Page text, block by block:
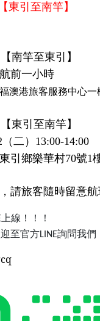
東引至南竿】
南竿至東引】
前一小時
福澳港旅客服務中心一
東引至南竿】
二）13:00-14:00
引鄉樂華村70號1
請旅客隨時留意
上線！！！
至官方LINE詢問我們